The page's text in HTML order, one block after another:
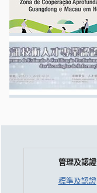
管理及認證
標準及認證